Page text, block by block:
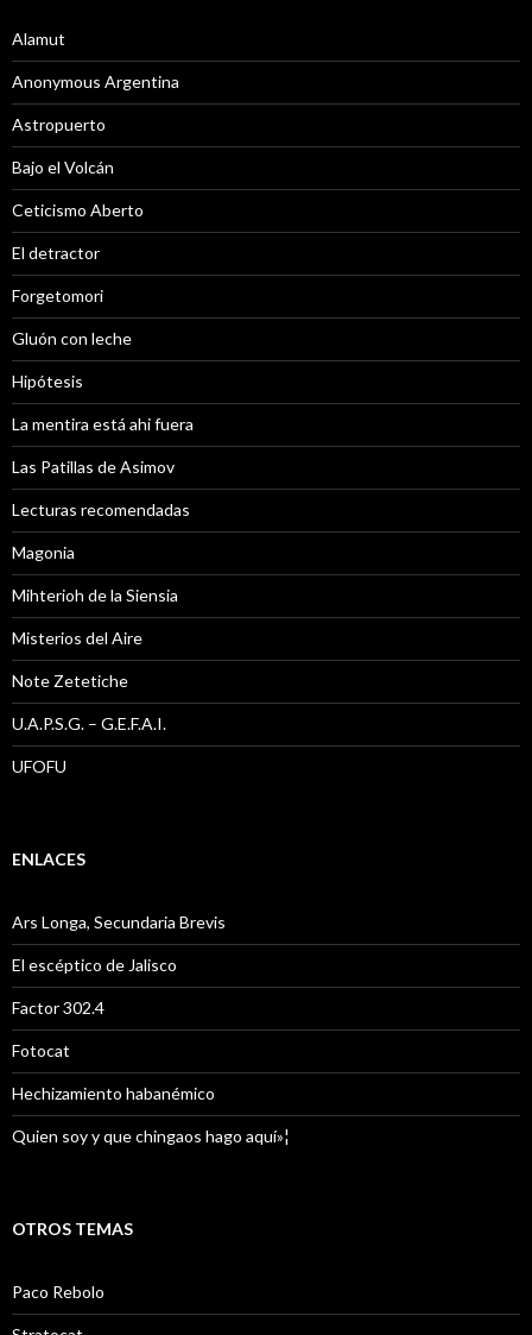
Alamut
Anonymous Argentina
Astropuerto
Bajo el Volcán
Ceticismo Aberto
El detractor
Forgetomori
Gluón con leche
Hipótesis
La mentira está ahi fuera
Las Patillas de Asimov
Lecturas recomendadas
Magonia
Mihterioh de la Siensia
Misterios del Aire
Note Zetetiche
U.A.P.S.G. – G.E.F.A.I.
UFOFU
ENLACES
Ars Longa, Secundaria Brevis
El escéptico de Jalisco
Factor 302.4
Fotocat
Hechizamiento habanémico
Quien soy y que chingaos hago aquí»¦
OTROS TEMAS
Paco Rebolo